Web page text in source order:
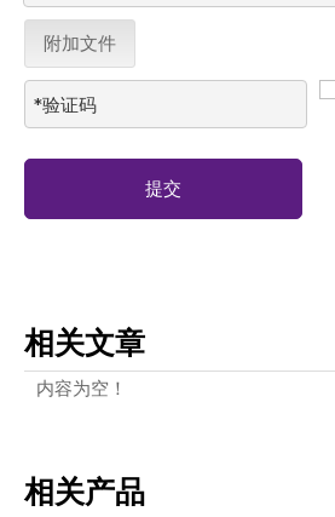
附加文件
提交
相关文章
内容为空！
相关产品